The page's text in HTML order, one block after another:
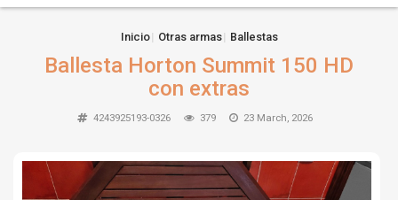
ESCOPETAS
AIRE COMPRIMIDO
Inicio Otras armas Ballestas
Ballesta Horton Summit 150 HD
con extras
4243925193-0326 379 23 March, 2026